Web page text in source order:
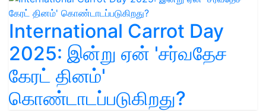
International Carrot Day
2025: இன்று ஏன் 'சர்வதேச
கேரட் தினம்'
கொண்டாடப்படுகிறது?